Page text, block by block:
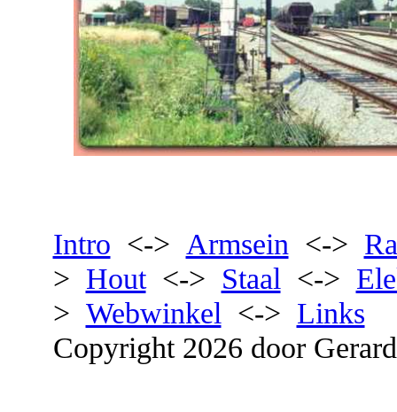
Intro <-> Armsein <->
> Hout<-> Staal <->
> Webwinkel <-> Links
Copyright 2026 door